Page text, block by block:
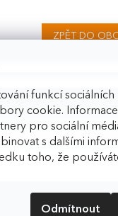
funkcí sociálních
cookie.
pro sociální
s dalšími
toho, že
Odmítnout
ZPĚT DO